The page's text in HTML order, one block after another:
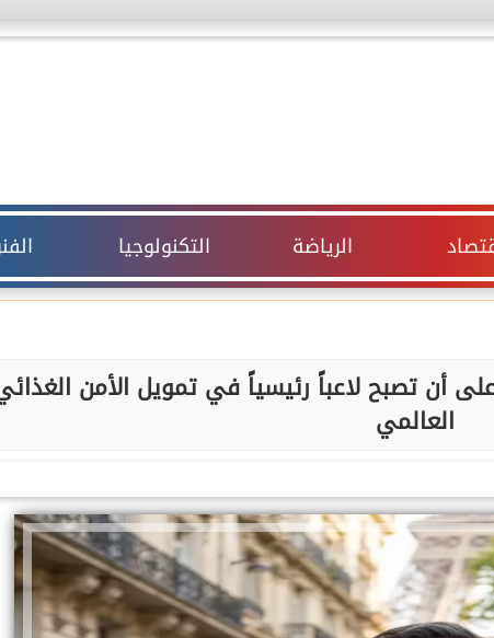
الرياضة التكنولوجيا
أن تصبح لاعباً رئيسياً في تمويل الأمن
العالمي